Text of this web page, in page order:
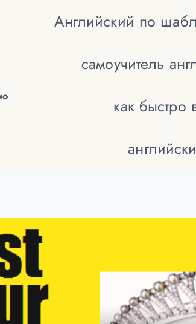
Английский по
самоучитель
как быстро